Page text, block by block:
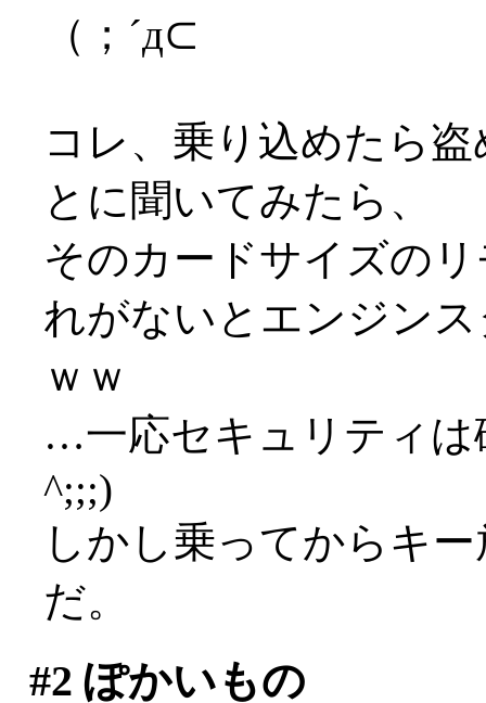
（；´д⊂
コレ、乗り込めたら
とに聞いてみたら、
そのカードサイズの
れがないとエンジン
ｗｗ
…一応セキュリティは
^;;;)
しかし乗ってからキ
だ。
#2 ぽかいもの